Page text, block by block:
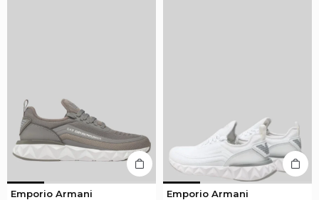
Emporio Armani Emporio Armani